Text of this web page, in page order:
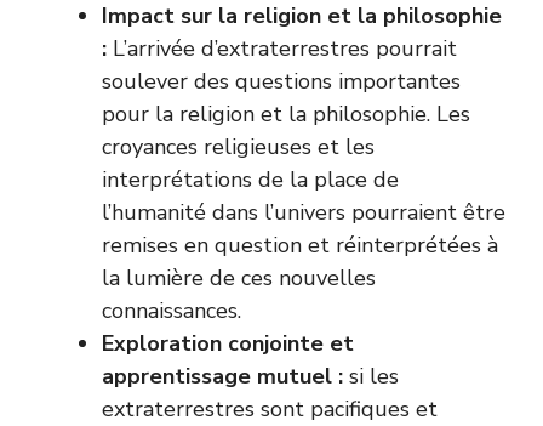
Impact sur la religion et la philosophie
: L’arrivée d’extraterrestres pourrait
soulever des questions importantes
pour la religion et la philosophie. Les
croyances religieuses et les
interprétations de la place de
l’humanité dans l’univers pourraient être
remises en question et réinterprétées à
la lumière de ces nouvelles
connaissances.
Exploration conjointe et
apprentissage mutuel : si les
extraterrestres sont pacifiques et